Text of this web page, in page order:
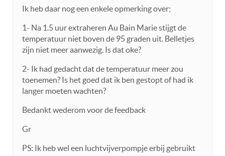
Ik heb daar nog een enkele opmerking over;
1- Na 1.5 uur extraheren Au Bain Marie stijgt de
temperatuur niet boven de 95 graden uit. Belletjes
zijn niet meer aanwezig. Is dat oke?
2- Ik had gedacht dat de temperatuur meer zou
toenemen? Is het goed dat ik ben gestopt of had ik
langer moeten wachten?
Bedankt wederom voor de feedback
Gr
PS: Ik heb wel een luchtvijverpompje erbij gebruikt